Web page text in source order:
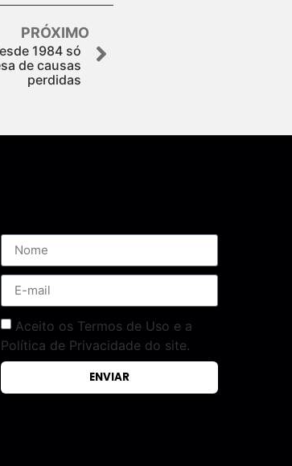
PRÓXIMO
1984 só
de causas
perdidas
Aceito os Termos de Uso e a
Política de Privacidade do site.
ENVIAR